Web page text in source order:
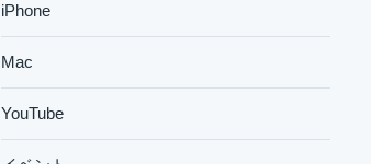
iPhone
Mac
YouTube